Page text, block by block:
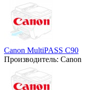
Canon MultiPASS C90
Производитель: Canon